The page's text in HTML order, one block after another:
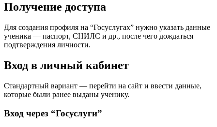
Получение доступа
Для создания профиля на “Госуслугах” нужно указать данные
ученика — паспорт, СНИЛС и др., после чего дождаться
подтверждения личности.
Вход в личный кабинет
Стандартный вариант — перейти на сайт и ввести данные,
которые были ранее выданы ученику.
Вход через “Госуслуги”